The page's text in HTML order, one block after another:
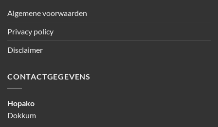
Algemene voorwaarden
Privacy policy
Disclaimer
CONTACTGEGEVENS
Hopako
Dokkum